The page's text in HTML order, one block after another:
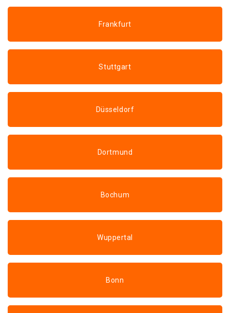
Frankfurt
Stuttgart
Düsseldorf
Dortmund
Bochum
Wuppertal
Bonn